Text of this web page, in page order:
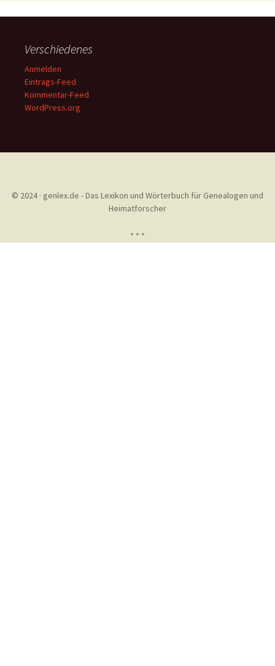
Verschiedenes
Anmelden
Eintrags-Feed
Kommentar-Feed
WordPress.org
© 2024 · genlex.de - Das Lexikon und Wörterbuch für Genealogen und
Heimatforscher
* * *